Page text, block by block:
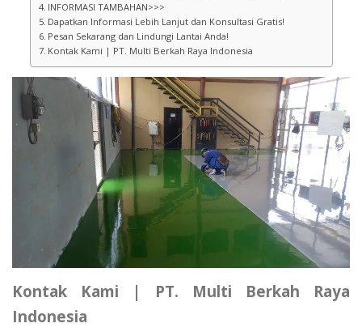
INFORMASI TAMBAHAN>>>
Dapatkan Informasi Lebih Lanjut dan Konsultasi Gratis!
Pesan Sekarang dan Lindungi Lantai Anda!
Kontak Kami | PT. Multi Berkah Raya Indonesia
Kontak Kami | PT. Multi Berkah Raya
Indonesia